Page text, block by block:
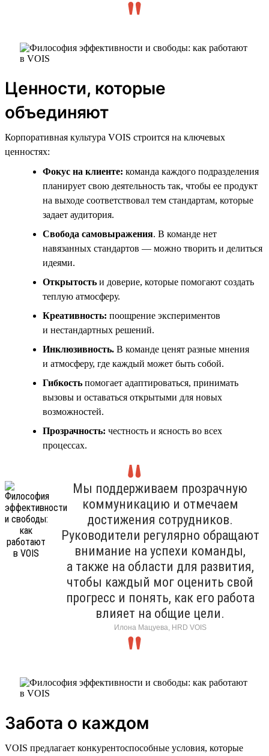
Ценности, которые
объединяют
Корпоративная культура VOIS строится на ключевых
ценностях:
Фокус на клиенте: команда каждого подразделения
планирует свою деятельность так, чтобы ее продукт
на выходе соответствовал тем стандартам, которые
задает аудитория.
Свобода самовыражения. В команде нет
навязанных стандартов — можно творить и делиться
идеями.
Открытость и доверие, которые помогают создать
теплую атмосферу.
Креативность: поощрение экспериментов
и нестандартных решений.
Инклюзивность. В команде ценят разные мнения
и атмосферу, где каждый может быть собой.
Гибкость помогает адаптироваться, принимать
вызовы и оставаться открытыми для новых
возможностей.
Прозрачность: честность и ясность во всех
процессах.
Мы поддерживаем прозрачную
коммуникацию и отмечаем
достижения сотрудников.
Руководители регулярно обращают
внимание на успехи команды,
а также на области для развития,
чтобы каждый мог оценить свой
прогресс и понять, как его работа
влияет на общие цели.
Илона Мацуева, HRD VOIS
Забота о каждом
VOIS предлагает конкурентоспособные условия, которые